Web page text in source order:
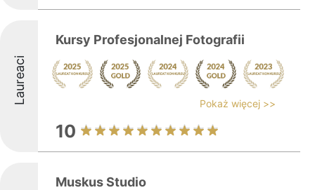
Laureaci
Kursy Profesjonalnej Fotografii
Pokaż więcej >>
10
Muskus Studio